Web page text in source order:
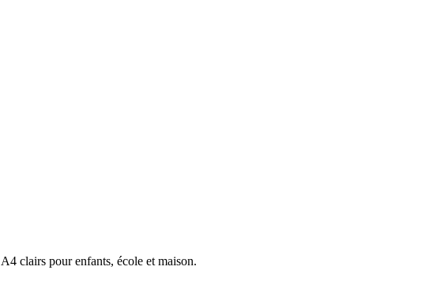
clairs pour enfants, école et maison.